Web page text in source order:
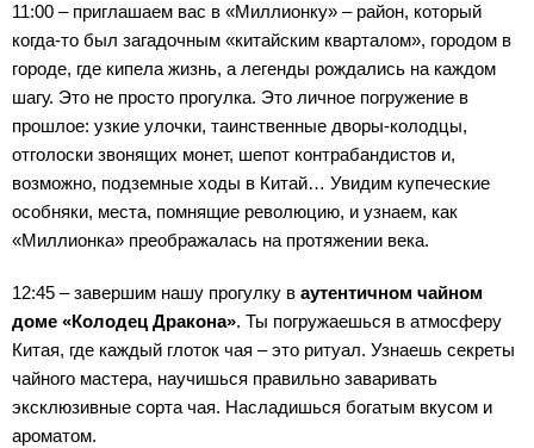
11:00 – приглашаем вас в «Миллионку» – район, который
когда-то был загадочным «китайским кварталом», городом в
городе, где кипела жизнь, а легенды рождались на каждом
шагу. Это не просто прогулка. Это личное погружение в
прошлое: узкие улочки, таинственные дворы-колодцы,
отголоски звонящих монет, шепот контрабандистов и,
возможно, подземные ходы в Китай… Увидим купеческие
особняки, места, помнящие революцию, и узнаем, как
«Миллионка» преображалась на протяжении века.
12:45 – завершим нашу прогулку в аутентичном чайном
доме «Колодец Дракона». Ты погружаешься в атмосферу
Китая, где каждый глоток чая – это ритуал. Узнаешь секреты
чайного мастера, научишься правильно заваривать
эксклюзивные сорта чая. Насладишься богатым вкусом и
ароматом.